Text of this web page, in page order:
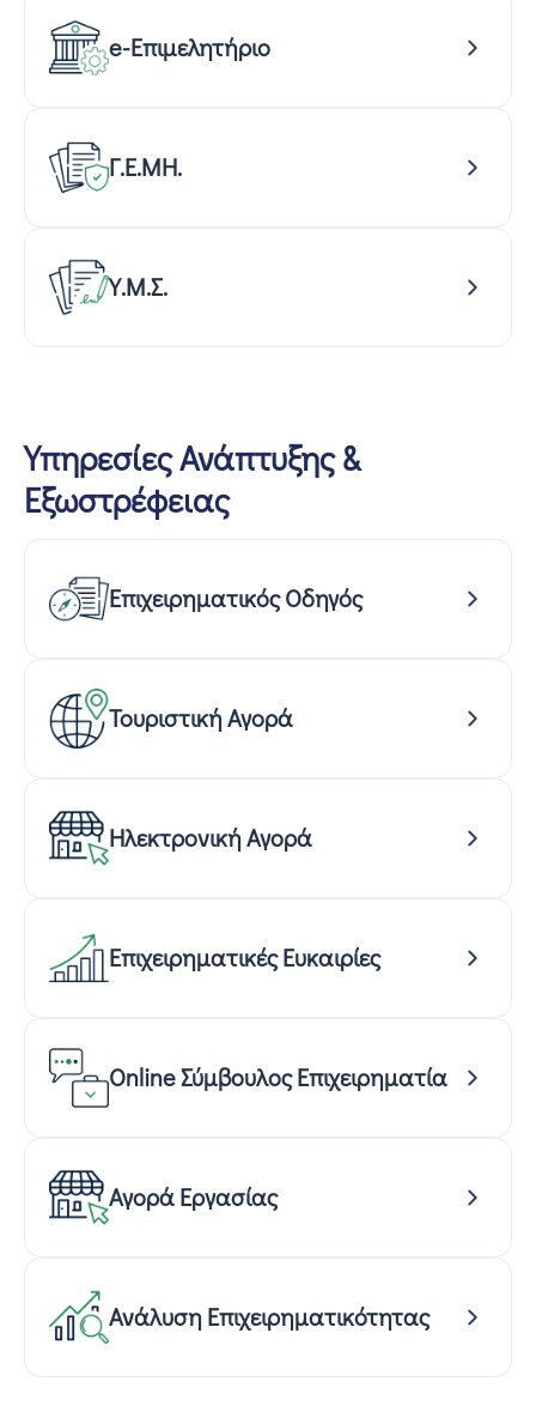
e-Επιμελητήριο
Γ.Ε.ΜΗ.
Υ.Μ.Σ.
Υπηρεσίες Ανάπτυξης &
Εξωστρέφειας
Επιχειρηματικός Οδηγός
Τουριστική Αγορά
Ηλεκτρονική Αγορά
Επιχειρηματικές Ευκαιρίες
Online Σύμβουλος Επιχειρηματία
Αγορά Εργασίας
Ανάλυση Επιχειρηματικότητας